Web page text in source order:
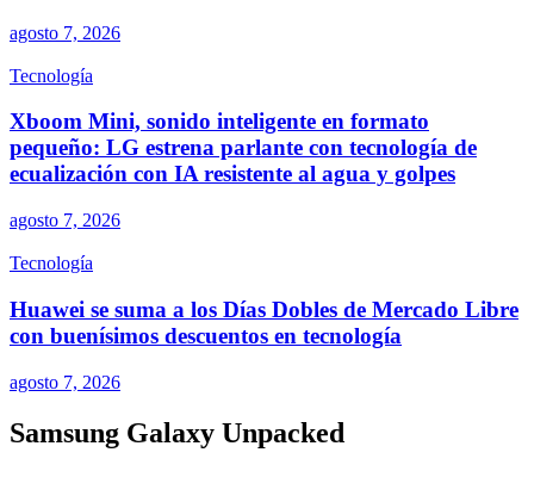
agosto 7, 2026
Tecnología
Xboom Mini, sonido inteligente en formato
pequeño: LG estrena parlante con tecnología de
ecualización con IA resistente al agua y golpes
agosto 7, 2026
Tecnología
Huawei se suma a los Días Dobles de Mercado Libre
con buenísimos descuentos en tecnología
agosto 7, 2026
Samsung Galaxy Unpacked